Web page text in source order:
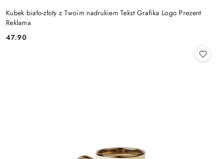
Kubek biało-złoty z Twoim nadrukiem Tekst Grafika Logo Prezent
Reklama
Cena:
47.90